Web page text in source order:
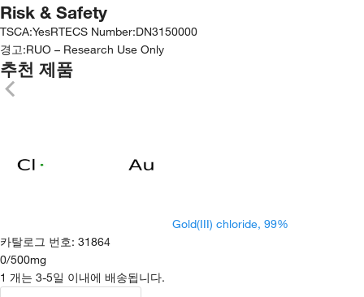
Risk & Safety
TSCA:YesRTECS Number:DN3150000
경고:RUO – Research Use Only
추천 제품
Gold(III) chloride, 99%
카탈로그 번호: 31864
0/500mg
1 개는 3-5일 이내에 배송됩니다.